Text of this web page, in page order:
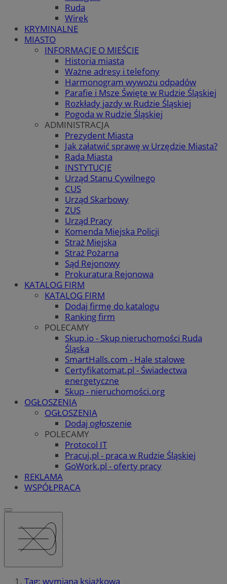
Ruda
Wirek
KRYMINALNE
MIASTO
INFORMACJE O MIEŚCIE
Historia miasta
Ważne adresy i telefony
Harmonogram wywozu odpadów
Parafie i Msze Święte w Rudzie Śląskiej
Rozkłady jazdy w Rudzie Śląskiej
Pogoda w Rudzie Śląskiej
ADMINISTRACJA
Prezydent Miasta
Jak załatwić sprawę w Urzędzie Miasta?
Rada Miasta
INSTYTUCJE
Urząd Stanu Cywilnego
CUS
Urząd Skarbowy
ZUS
Urząd Pracy
Komenda Miejska Policji
Straż Miejska
Straż Pożarna
Sąd Rejonowy
Prokuratura Rejonowa
KATALOG FIRM
KATALOG FIRM
Dodaj firmę do katalogu
Ranking firm
POLECAMY
Skup.io - Skup nieruchomości Ruda
Śląska
SmartHalls.com - Hale stalowe
Certyfikatomat.pl - Świadectwa
energetyczne
Skup - nieruchomości.org
OGŁOSZENIA
OGŁOSZENIA
Dodaj ogłoszenie
POLECAMY
Protocol IT
Pracuj.pl - praca w Rudzie Śląskiej
GoWork.pl - oferty pracy
REKLAMA
WSPÓŁPRACA
Tag: wymiana książkowa